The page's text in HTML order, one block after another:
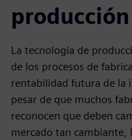
producción
La tecnología de
de los procesos de
rentabilidad futura de la
pesar de que muchos
reconocen que deben
mercado tan cambiante,